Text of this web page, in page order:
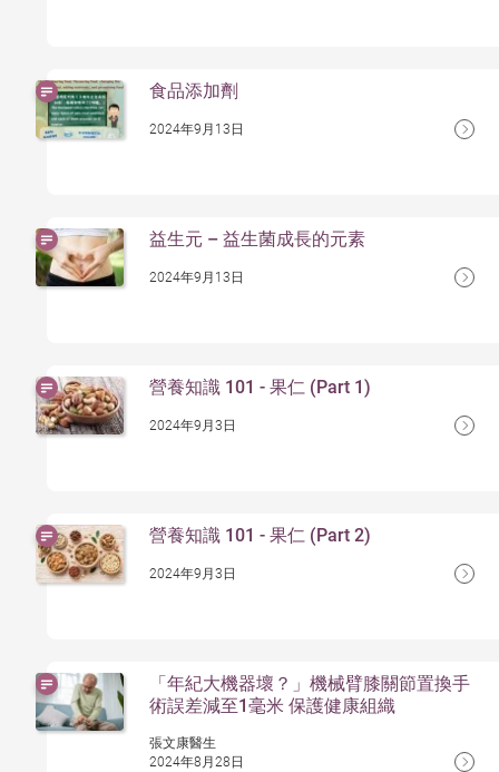
食品添加劑
2024年9月13日
益⽣元 – 益生菌成長的元素
2024年9月13日
營養知識 101 - 果仁 (Part 1)
2024年9月3日
營養知識 101 - 果仁 (Part 2)
2024年9月3日
「年紀大機器壞？」機械臂膝關節置換手
術誤差減至1毫米 保護健康組織
張文康醫生
2024年8月28日